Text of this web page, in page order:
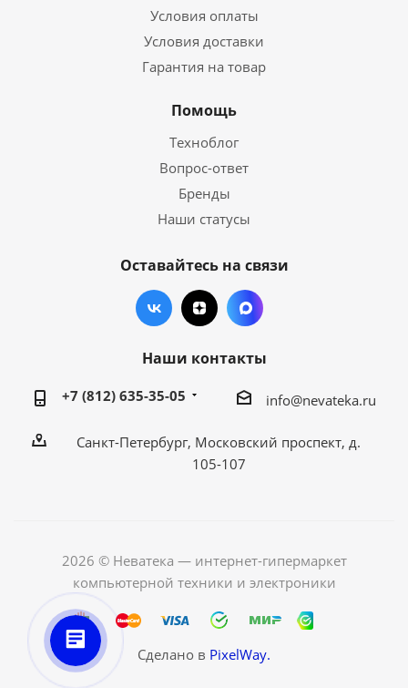
Условия оплаты
Условия доставки
Гарантия на товар
Помощь
Техноблог
Вопрос-ответ
Бренды
Наши статусы
Оставайтесь на связи
Наши контакты
+7 (812) 635-35-05 info@nevateka.ru
Санкт-Петербург, Московский проспект, д.
105-107
2026 © Неватека — интернет-гипермаркет
компьютерной техники и электроники
Сделано в PixelWay.